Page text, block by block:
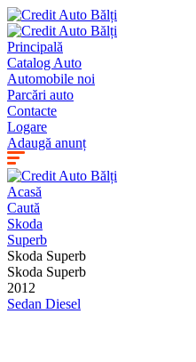
Principală
Catalog Auto
Automobile noi
Parcări auto
Contacte
Logare
Adaugă anunț
Acasă
Caută
Skoda
Superb
Skoda Superb
Skoda Superb
2012
Sedan Diesel